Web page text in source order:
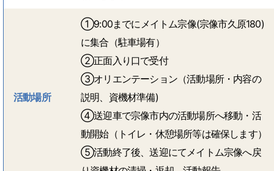
活動場所
①9:00までにメイトム宗像(宗像市久原180)
に集合（駐車場有）
➁正面入り口で受付
③オリエンテーション（活動場所・内容の
説明、資機材準備)
④送迎車で宗像市内の活動場所へ移動・活
動開始（トイレ・休憩場所等は確保します）
⑤活動終了後、送迎にてメイトム宗像へ戻